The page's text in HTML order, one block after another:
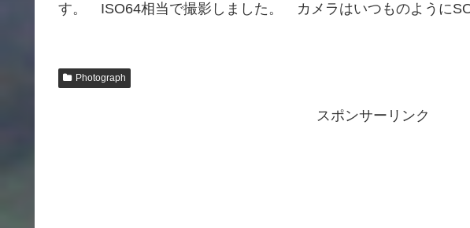
す。 ISO64相当で撮影しました。 カメラはいつものように
Photograph
スポンサーリンク